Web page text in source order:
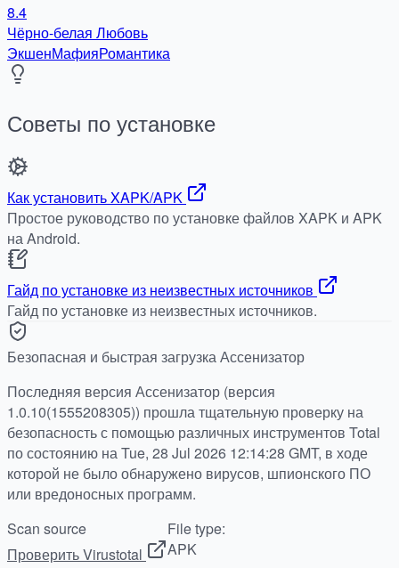
8.4
Чёрно-белая Любовь
ЭкшенМафияРомантика
Советы по установке
Как установить XAPK/APK
Простое руководство по установке файлов XAPK и APK
на Android.
Гайд по установке из неизвестных источников
Гайд по установке из неизвестных источников.
Безопасная и быстрая загрузка Ассенизатор
Последняя версия Ассенизатор (версия
1.0.10(1555208305)) прошла тщательную проверку на
безопасность с помощью различных инструментов Total
по состоянию на Tue, 28 Jul 2026 12:14:28 GMT, в ходе
которой не было обнаружено вирусов, шпионского ПО
или вредоносных программ.
Scan source
Проверить Virustotal
File type:
APK